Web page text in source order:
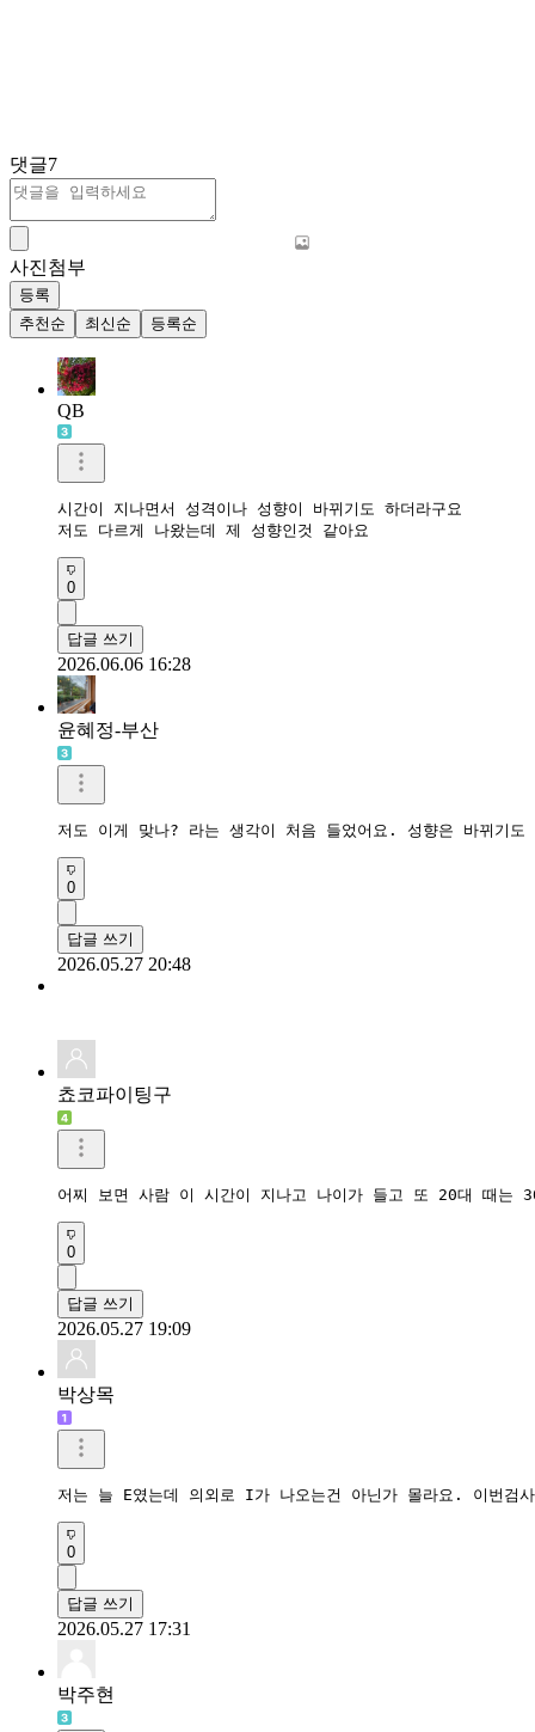
댓글7
사진첨부
등록
추천순
최신순 등록순
QB
시간이 지나면서 성격이나 성향이 바뀌기도 하더라구요
저도 다르게 나왔는데 제 성향인것 같아요
0
답글 쓰기
2026.06.06 16:28
윤혜정-부산
저도 이게 맞나? 라는 생각이 처음 들었어요. 성향은 바뀌기
0
답글 쓰기
2026.05.27 20:48
쵸코파이팅구
어찌 보면 사람 이 시간이 지나고 나이가 들고 또 20대 때는
0
답글 쓰기
2026.05.27 19:09
박상목
저는 늘 E였는데 의외로 I가 나오는건 아닌가 몰라요. 이번검
0
답글 쓰기
2026.05.27 17:31
박주현